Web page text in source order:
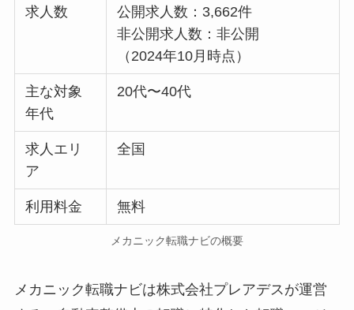
求人数
公開求人数：3,662件
非公開求人数：非公開
（2024年10月時点）
主な対象
年代
20代〜40代
求人エリ
ア
全国
利用料金 無料
メカニック転職ナビの概要
メカニック転職ナビは株式会社プレアデスが運営